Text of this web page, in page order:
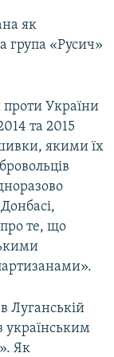
як
група «Русич»
проти України
та 2015
якими їх
те, що
Луганській
українським
Як